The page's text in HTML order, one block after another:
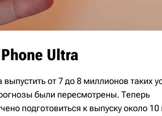
Ultra
от 7 до 8 миллионов таких
были пересмотрены. Теперь
подготовиться к выпуску около